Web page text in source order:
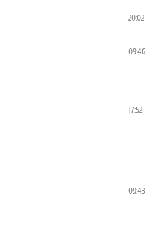
20:02
09:46
17:52
09:43